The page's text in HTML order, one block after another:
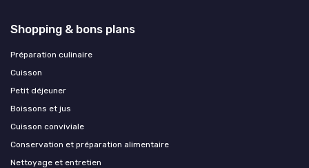
Shopping & bons plans
Préparation culinaire
Cuisson
Petit déjeuner
Boissons et jus
Cuisson conviviale
Conservation et préparation alimentaire
Nettoyage et entretien